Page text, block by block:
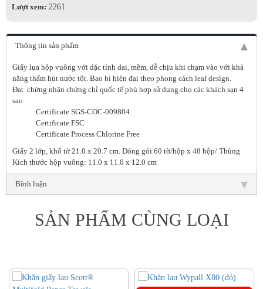
Lượt xem: 2261
Thông tin sản phẩm
Giấy lụa hộp vuông với dặc tính dai, mềm, dễ chịu khi chạm vào với khả
năng thấm hút nước tốt. Bao bì hiện đại theo phong cách leaf design.
Đạt chứng nhận chứng chỉ quốc tế phù hợp sử dụng cho các khách sạn 4
sao
Certificate SGS-COC-009804
Certificate FSC
Certificate Process Chlorine Free
Giấy 2 lớp, khổ tờ 21.0 x 20.7 cm. Đóng gói 60 tờ/hộp x 48 hộp/ Thùng
Kích thước hộp vuông: 11.0 x 11.0 x 12.0 cm
Bình luận
SẢN PHẨM CÙNG LOẠI